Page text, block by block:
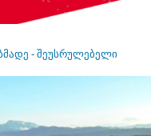
- შეუსრულებელი